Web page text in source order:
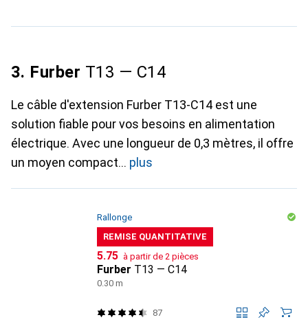
3. Furber T13 — C14
Le câble d'extension Furber T13-C14 est une
solution fiable pour vos besoins en alimentation
électrique. Avec une longueur de 0,3 mètres, il offre
un moyen compact
plus
Rallonge
REMISE QUANTITATIVE
CHF
5.75 à partir de 2 pièces
Furber T13 — C14
0.30 m
87